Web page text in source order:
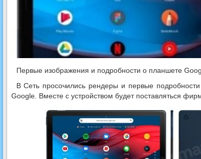
Первые изображения и подробности о планшете
В Сеть просочились рендеры и первые
Google. Вместе с устройством будет поставляться